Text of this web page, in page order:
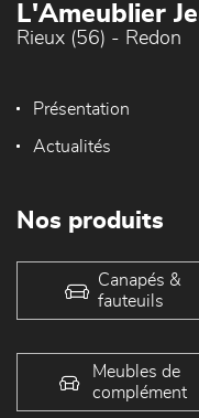
L'Ameublier
Rieux (56) - Redon
Présentation
Actualités
Nos produits
Canapés &
fauteuils
Meubles de
complément